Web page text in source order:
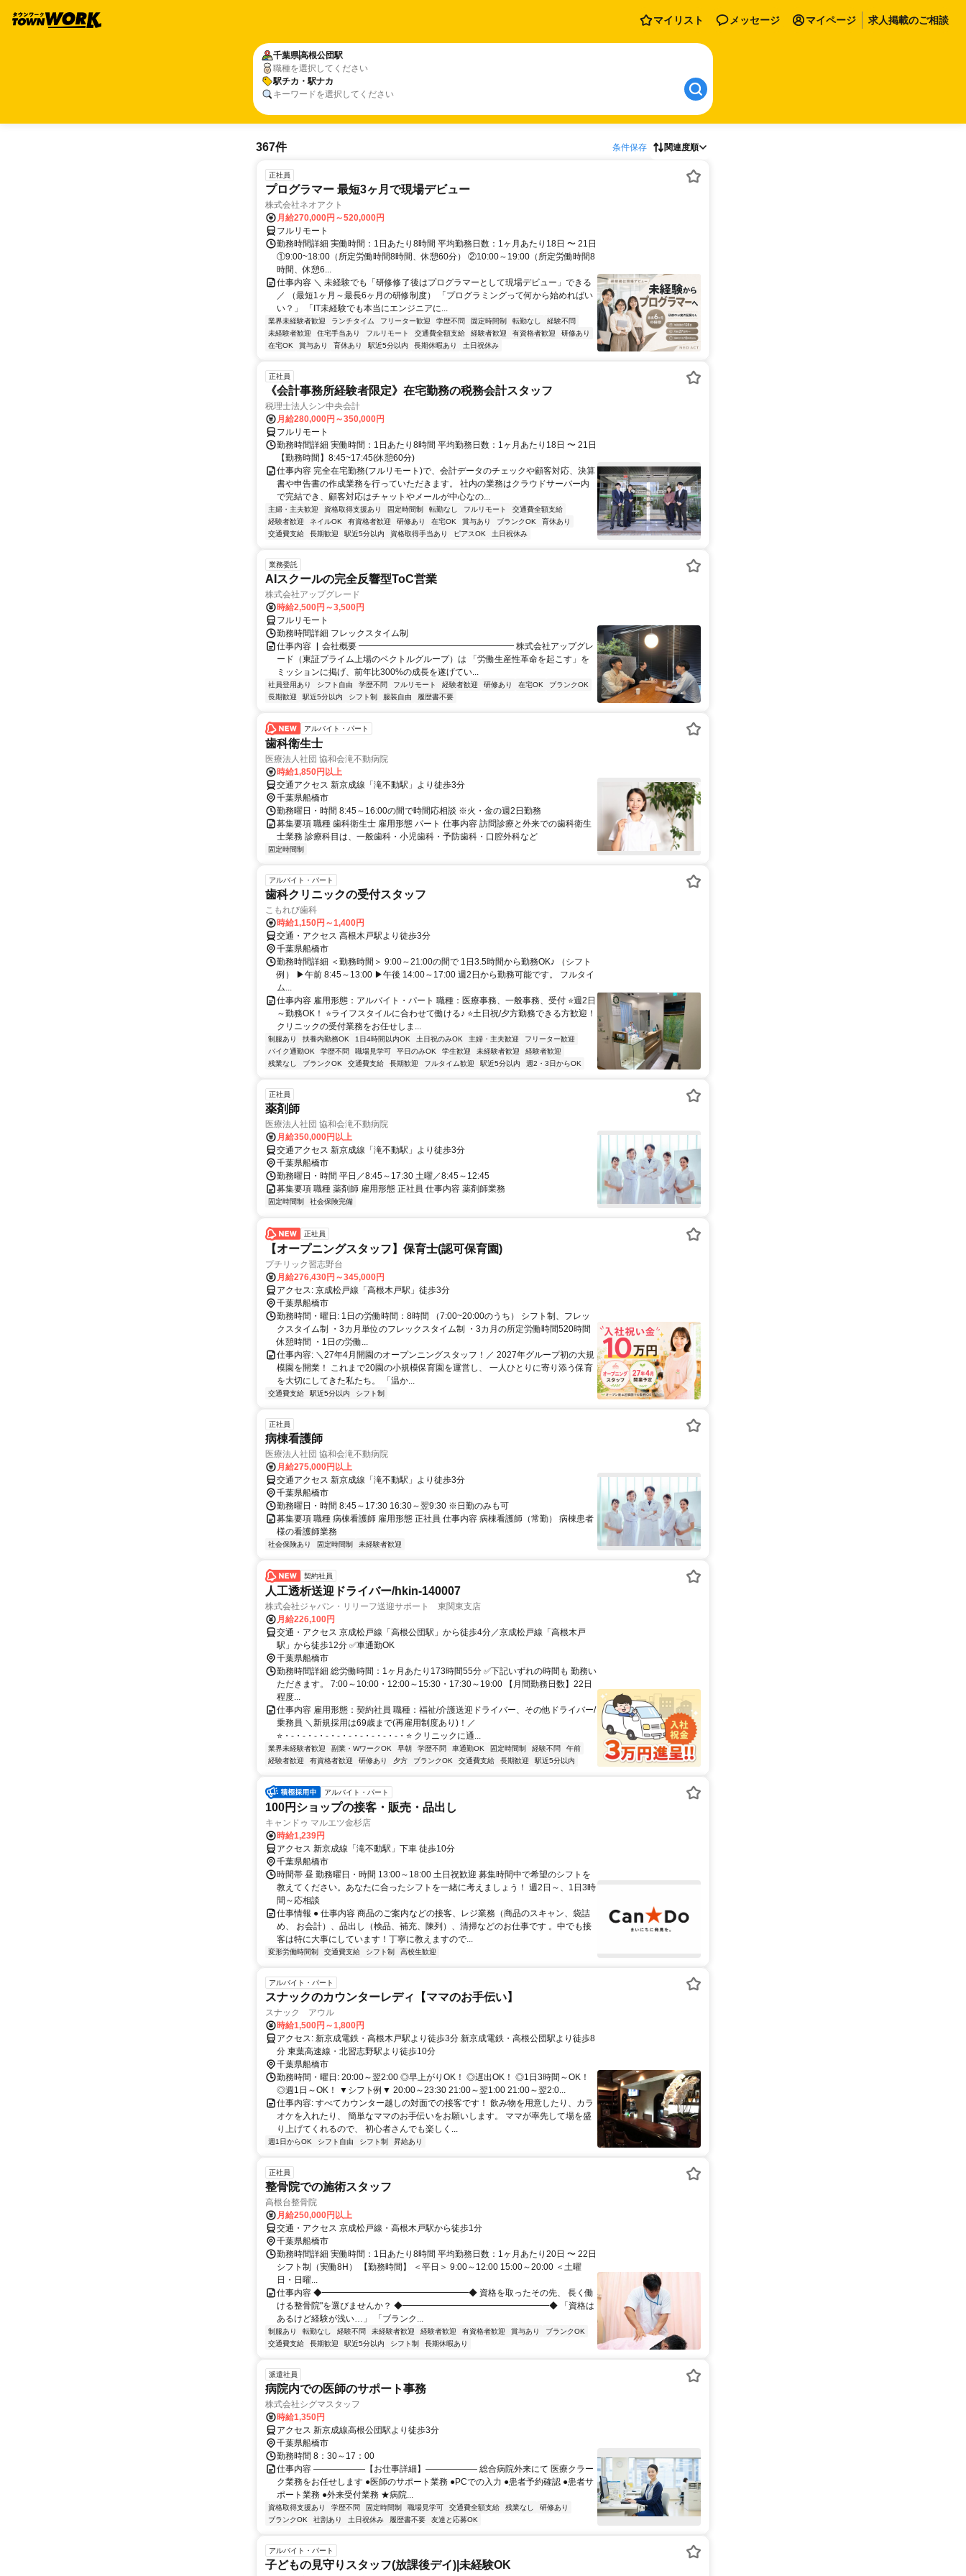
マイリスト メッセージ マイページ 求人掲載のご相談
千葉県高根公団駅
職種を選択してください
駅チカ・駅ナカ
キーワードを選択してください
367件 条件保存 関連度順
正社員
プログラマー 最短3ヶ月で現場デビュー
株式会社ネオアクト
月給270,000円～520,000円
フルリモート
勤務時間詳細 実働時間：1日あたり8時間 平均勤務日数：1ヶ月あたり18日 〜 21日
①9:00~18:00（所定労働時間8時間、休憩60分） ②10:00～19:00（所定労働時間8
時間、休憩6...
仕事内容 ＼ 未経験でも「研修修了後はプログラマーとして現場デビュー」できる
／ （最短1ヶ月～最長6ヶ月の研修制度） 「プログラミングって何から始めればい
い？」 「IT未経験でも本当にエンジニアに...
業界未経験者歓迎 ランチタイム フリーター歓迎 学歴不問 固定時間制 転勤なし
経験不問
未経験者歓迎
住宅手当あり フルリモート 交通費全額支給 経験者歓迎 有資格者歓迎
研修あり
在宅OK
賞与あり 育休あり 駅近5分以内 長期休暇あり 土日祝休み
正社員
《会計事務所経験者限定》在宅勤務の税務会計スタッフ
税理士法人シン中央会計
月給280,000円～350,000円
フルリモート
勤務時間詳細 実働時間：1日あたり8時間 平均勤務日数：1ヶ月あたり18日 〜 21日
【勤務時間】8:45~17:45(休憩60分)
仕事内容 完全在宅勤務(フルリモート)で、会計データのチェックや顧客対応、決算
書や申告書の作成業務を行っていただきます。 社内の業務はクラウドサーバー内
で完結でき、顧客対応はチャットやメールが中心なの...
主婦・主夫歓迎 資格取得支援あり 固定時間制 転勤なし フルリモート
交通費全額支給
経験者歓迎
ネイルOK 有資格者歓迎 研修あり 在宅OK 賞与あり ブランクOK
育休あり
交通費支給
長期歓迎 駅近5分以内 資格取得手当あり ピアスOK 土日祝休み
業務委託
AIスクールの完全反響型ToC営業
株式会社アップグレード
時給2,500円～3,500円
フルリモート
勤務時間詳細 フレックスタイム制
仕事内容 ▏会社概要 ━━━━━━━━━━━━━━━━━━ 株式会社アップグレ
ード（東証プライム上場のベクトルグループ）は 「労働生産性革命を起こす」を
ミッションに掲げ、前年比300%の成長を遂げてい...
社員登用あり シフト自由 学歴不問 フルリモート 経験者歓迎 研修あり 在宅OK
ブランクOK
長期歓迎
駅近5分以内 シフト制 服装自由 履歴書不要
アルバイト・パート
歯科衛生士
医療法人社団 協和会滝不動病院
時給1,850円以上
交通アクセス 新京成線「滝不動駅」より徒歩3分
千葉県船橋市
勤務曜日・時間 8:45～16:00の間で時間応相談 ※火・金の週2日勤務
募集要項 職種 歯科衛生士 雇用形態 パート 仕事内容 訪問診療と外来での歯科衛生
士業務 診療科目は、一般歯科・小児歯科・予防歯科・口腔外科など
固定時間制
アルバイト・パート
歯科クリニックの受付スタッフ
こもれび歯科
時給1,150円～1,400円
交通・アクセス 高根木戸駅より徒歩3分
千葉県船橋市
勤務時間詳細 ＜勤務時間＞ 9:00～21:00の間で 1日3.5時間から勤務OK♪ （シフト
例） ▶午前 8:45～13:00 ▶午後 14:00～17:00 週2日から勤務可能です。 フルタイ
ム...
仕事内容 雇用形態：アルバイト・パート 職種：医療事務、一般事務、受付 ⭐週2日
～勤務OK！ ⭐ライフスタイルに合わせて働ける♪ ⭐土日祝/夕方勤務できる方歓迎！
クリニックの受付業務をお任せしま...
制服あり 扶養内勤務OK 1日4時間以内OK 土日祝のみOK 主婦・主夫歓迎
フリーター歓迎
バイク通勤OK
学歴不問 職場見学可 平日のみOK 学生歓迎 未経験者歓迎
経験者歓迎
残業なし
ブランクOK 交通費支給 長期歓迎 フルタイム歓迎 駅近5分以内 週2・3日からOK
正社員
薬剤師
医療法人社団 協和会滝不動病院
月給350,000円以上
交通アクセス 新京成線「滝不動駅」より徒歩3分
千葉県船橋市
勤務曜日・時間 平日／8:45～17:30 土曜／8:45～12:45
募集要項 職種 薬剤師 雇用形態 正社員 仕事内容 薬剤師業務
固定時間制 社会保険完備
正社員
【オープニングスタッフ】保育士(認可保育園)
プチリック習志野台
月給276,430円～345,000円
アクセス: 京成松戸線「高根木戸駅」徒歩3分
千葉県船橋市
勤務時間・曜日: 1日の労働時間：8時間 （7:00~20:00のうち） シフト制、フレッ
クスタイム制 ・3カ月単位のフレックスタイム制 ・3カ月の所定労働時間520時間
休憩時間 ・1日の労働...
仕事内容: ＼27年4月開園のオープンニングスタッフ！／ 2027年グループ初の大規
模園を開業！ これまで20園の小規模保育園を運営し、 一人ひとりに寄り添う保育
を大切にしてきた私たち。 「温か...
交通費支給 駅近5分以内 シフト制
正社員
病棟看護師
医療法人社団 協和会滝不動病院
月給275,000円以上
交通アクセス 新京成線「滝不動駅」より徒歩3分
千葉県船橋市
勤務曜日・時間 8:45～17:30 16:30～翌9:30 ※日勤のみも可
募集要項 職種 病棟看護師 雇用形態 正社員 仕事内容 病棟看護師（常勤） 病棟患者
様の看護師業務
社会保険あり 固定時間制 未経験者歓迎
契約社員
人工透析送迎ドライバー/hkin-140007
株式会社ジャパン・リリーフ送迎サポート 東関東支店
月給226,100円
交通・アクセス 京成松戸線「高根公団駅」から徒歩4分／京成松戸線「高根木戸
駅」から徒歩12分 ✅車通勤OK
千葉県船橋市
勤務時間詳細 総労働時間：1ヶ月あたり173時間55分 ✅下記いずれの時間も 勤務い
ただきます。 7:00～10:00・12:00～15:30・17:30～19:00 【月間勤務日数】22日
程度...
仕事内容 雇用形態：契約社員 職種：福祉/介護送迎ドライバー、その他ドライバー/
乗務員 ＼新規採用は69歳まで(再雇用制度あり)！／
⭐・-・-・-・-・-・-・-・-・-・-・⭐ クリニックに通...
業界未経験者歓迎 副業・WワークOK 早朝 学歴不問 車通勤OK 固定時間制 経験不問
午前
経験者歓迎
有資格者歓迎 研修あり 夕方 ブランクOK 交通費支給 長期歓迎 駅近5分以内
アルバイト・パート
100円ショップの接客・販売・品出し
キャンドゥ マルエツ金杉店
時給1,239円
アクセス 新京成線「滝不動駅」下車 徒歩10分
千葉県船橋市
時間帯 昼 勤務曜日・時間 13:00～18:00 土日祝歓迎 募集時間中で希望のシフトを
教えてください。あなたに合ったシフトを一緒に考えましょう！ 週2日～、1日3時
間～応相談
仕事情報 ● 仕事内容 商品のご案内などの接客、レジ業務（商品のスキャン、袋詰
め、 お会計）、品出し（検品、補充、陳列）、清掃などのお仕事です 。中でも接
客は特に大事にしています！丁寧に教えますので...
変形労働時間制 交通費支給 シフト制 高校生歓迎
アルバイト・パート
スナックのカウンターレディ【ママのお手伝い】
スナック アウル
時給1,500円～1,800円
アクセス: 新京成電鉄・高根木戸駅より徒歩3分 新京成電鉄・高根公団駅より徒歩8
分 東葉高速線・北習志野駅より徒歩10分
千葉県船橋市
勤務時間・曜日: 20:00～翌2:00 ◎早上がりOK！ ◎遅出OK！ ◎1日3時間～OK！
◎週1日～OK！ ▼シフト例▼ 20:00～23:30 21:00～翌1:00 21:00～翌2:0...
仕事内容: すべてカウンター越しの対面での接客です！ 飲み物を用意したり、カラ
オケを入れたり、 簡単なママのお手伝いをお願いします。 ママが率先して場を盛
り上げてくれるので、 初心者さんでも楽しく...
週1日からOK シフト自由 シフト制 昇給あり
正社員
整骨院での施術スタッフ
高根台整骨院
月給250,000円以上
交通・アクセス 京成松戸線・高根木戸駅から徒歩1分
千葉県船橋市
勤務時間詳細 実働時間：1日あたり8時間 平均勤務日数：1ヶ月あたり20日 〜 22日
シフト制（実働8H） 【勤務時間】 ＜平日＞ 9:00～12:00 15:00～20:00 ＜土曜
日・日曜...
仕事内容 ◆━━━━━━━━━━━━━━━━━◆ 資格を取ったその先、 長く働
ける整骨院"を選びませんか？ ◆━━━━━━━━━━━━━━━━━◆ 「資格は
あるけど経験が浅い…」 「ブランク...
制服あり 転勤なし 経験不問 未経験者歓迎 経験者歓迎 有資格者歓迎 賞与あり
ブランクOK
交通費支給
長期歓迎 駅近5分以内 シフト制 長期休暇あり
派遣社員
病院内での医師のサポート事務
株式会社シグマスタッフ
時給1,350円
アクセス 新京成線高根公団駅より徒歩3分
千葉県船橋市
勤務時間 8：30～17：00
仕事内容 ――――――【お仕事詳細】―――――― 総合病院外来にて 医療クラー
ク業務をお任せします ●医師のサポート業務 ●PCでの入力 ●患者予約確認 ●患者サ
ポート業務 ●外来受付業務 ★病院...
資格取得支援あり 学歴不問 固定時間制 職場見学可 交通費全額支給 残業なし
研修あり
ブランクOK
社割あり 土日祝休み 履歴書不要 友達と応募OK
アルバイト・パート
子どもの見守りスタッフ(放課後デイ)|未経験OK